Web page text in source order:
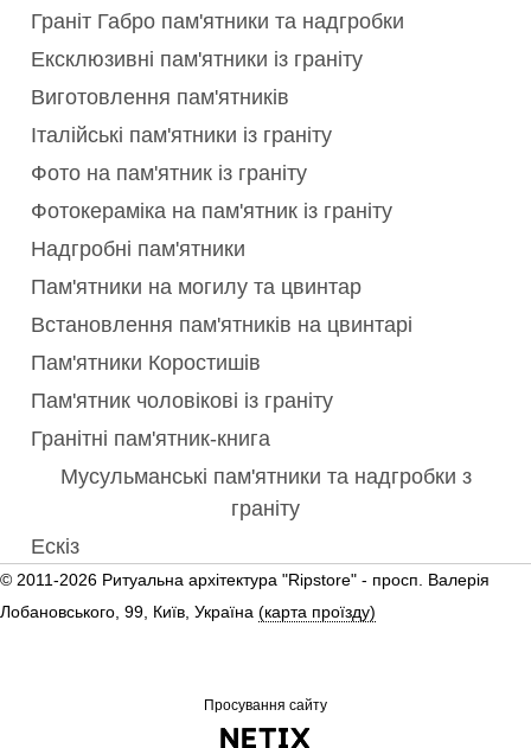
Граніт Габро пам'ятники та надгробки
Ексклюзивні пам'ятники із граніту
Виготовлення пам'ятників
Італійські пам'ятники із граніту
Фото на пам'ятник із граніту
Фотокераміка на пам'ятник із граніту
Надгробні пам'ятники
Пам'ятники на могилу та цвинтар
Встановлення пам'ятників на цвинтарі
Пам'ятники Коростишів
Пам'ятник чоловікові із граніту
Гранітні пам'ятник-книга
Мусульманські пам'ятники та надгробки з
граніту
Ескіз
© 2011-2026 Ритуальна архітектура "Ripstore" - просп. Валерія
Лобановського, 99, Київ, Україна (карта проїзду)
Просування сайту